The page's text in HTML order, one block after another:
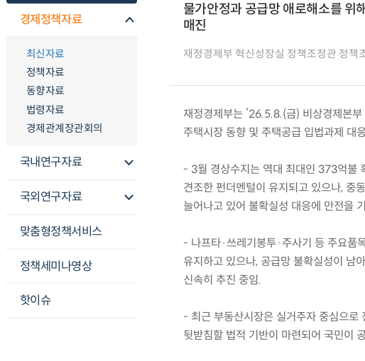
경제정책자료
최신자료
정책자료
동향자료
법령자료
경제관계장관회의
국내연구자료
국외연구자료
맞춤형정책서비스
정책세미나영상
핫이슈
물가안정과 공급망 애로해소를 위
매진
재정경제부 혁신성장실 정책조정관 정책
재정경제부는 ’26.5.8.(금) 비상경제본
주택시장 동향 및 주택공급 입법과제 대
- 3월 경상수지는 역대 최대인 373억불
견조한 펀더멘털이 유지되고 있으나, 중
늘어나고 있어 불확실성 대응에 만전을
- 나프타·쓰레기봉투·주사기 등 주요품
유지하고 있으나, 공급망 불확실성이 남
신속히 추진 중임.
- 최근 부동산시장은 실거주자 중심으로
뒷받침할 법적 기반이 마련되어 국민이